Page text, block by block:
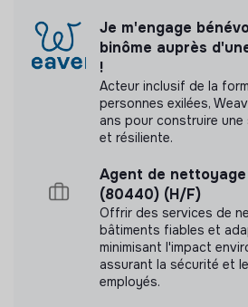
Documents
N'a pas encore communiqué
transparence
Je m'engage
binôme auprès
!
Acteur inclusif de la
personnes exilées,
ans pour construire
et résiliente.
Agent de nettoyage
(80440) (H/F)
Offrir des services de
bâtiments fiables et
minimisant l'impact
assurant la sécurité et
employés.